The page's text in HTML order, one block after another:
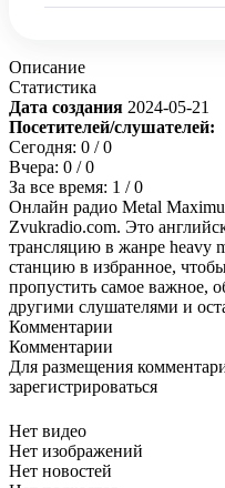
Описание
Статистика
Дата создания 2024-05-21
Посетителей/слушателей:
Сегодня: 0 / 0
Вчера: 0 / 0
За все время: 1 / 0
Онлайн радио Metal
Zvukradio.com. Это
трансляцию в жанре heavy
станцию в избранное,
пропустить самое важное,
другими слушателями и
Комментарии
Комментарии
Для размещения
зарегистрироваться
Нет видео
Нет изображений
Нет новостей